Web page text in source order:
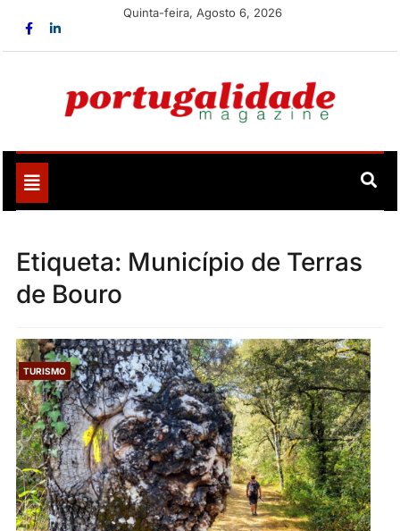
Quinta-feira, Agosto 6, 2026
Portugalidade
Toggle
navigation
Etiqueta: Município de Terras
de Bouro
TURISMO